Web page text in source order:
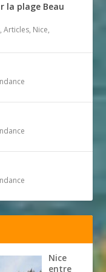
la plage Beau
,Articles, Nice,
Nice
entre